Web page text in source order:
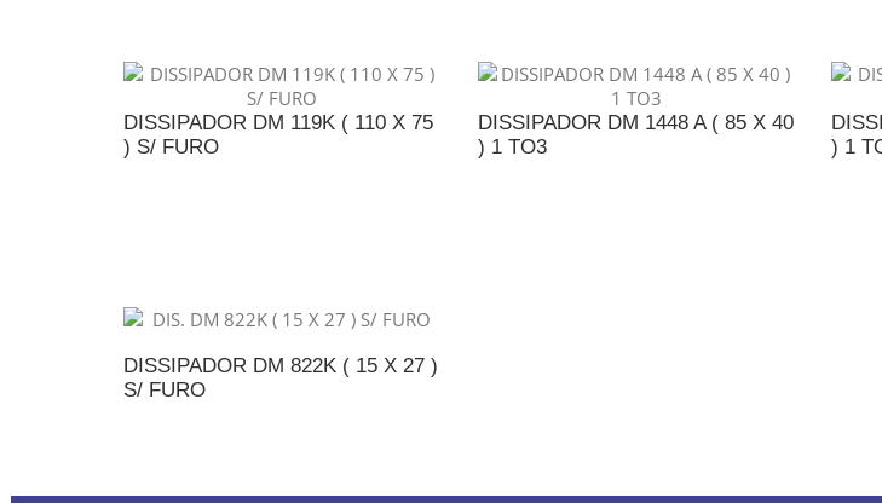
DISSIPADOR DM 119K ( 110 X 75
) S/ FURO
DISSIPADOR DM 1448 A ( 85 X 40
) 1 TO3
) 1
DISSIPADOR DM 822K ( 15 X 27 )
S/ FURO